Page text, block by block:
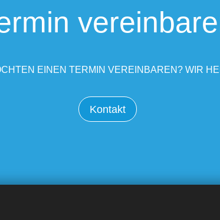
EINEN TERMIN VEREINBAREN? WIR
Kontakt